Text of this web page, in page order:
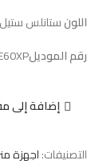
اللونستانلس ستيل
رقم الموديل
إضافة إلى
التصنيفات:اجهزة